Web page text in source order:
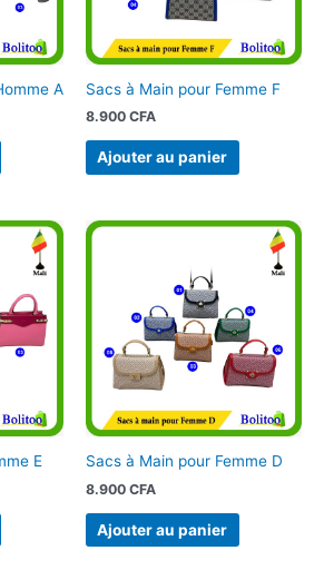
A Sacs à Main pour Femme F
8.900 CFA
Ajouter au panier
E Sacs à Main pour Femme D
8.900 CFA
Ajouter au panier